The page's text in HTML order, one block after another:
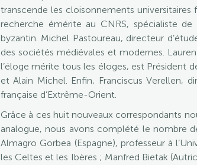
transcende les cloisonnements
recherche émérite au CNRS, spécialiste
byzantin. Michel Pastoureau, directeur
des sociétés médiévales et modernes.
l’éloge mérite tous les éloges, est Président
et Alain Michel. Enfin, Franciscus Verellen,
française d’Extrême-Orient.
Grâce à ces huit nouveaux correspondants
analogue, nous avons complété le nombre
Almagro Gorbea (Espagne), professeur à
les Celtes et les Ibères ; Manfred Bietak